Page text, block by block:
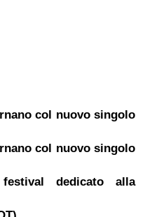
col nuovo singolo
col nuovo singolo
dedicato alla